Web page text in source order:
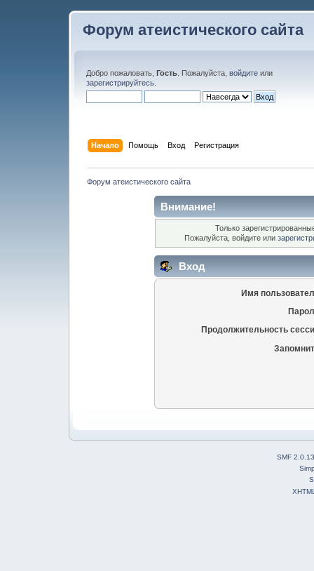
Форум атеистического сайта
Добро пожаловать, Гость . Пожалуйста, войдите или
зарегистрируйтесь
Начало Помощь Вход Регистрация
Форум атеистического сайта
Внимание!
Только
Пожалуйста, войдите или
Вход
Имя
Продолжительность
SMF 2.0.13